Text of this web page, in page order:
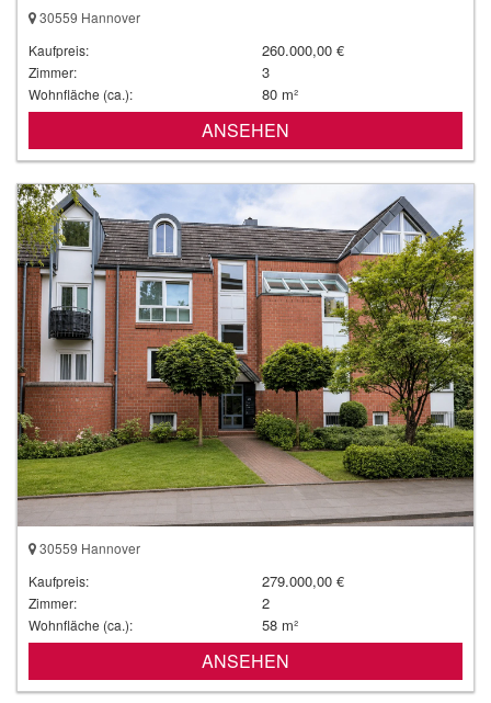
30559 Hannover
Kaufpreis:
260.000,00 €
Zimmer: 3
Wohnfläche (ca.): 80 m²
ANSEHEN
30559 Hannover
Kaufpreis:
279.000,00 €
Zimmer: 2
Wohnfläche (ca.): 58 m²
ANSEHEN